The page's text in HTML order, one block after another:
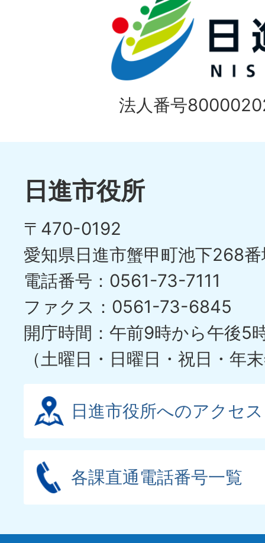
ス
ラ
イ
ド
1
枚
目
の
イ
目
の
ス
ラ
イ
ド
法人番号
日進市役所
〒470-0192
愛知県日進市蟹甲町池下268
電話番号：0561-73-7111
ファクス：0561-73-6845
開庁時間：午前9時から午後5
（土曜日・日曜日・祝日・年
日進市役所へのアクセス
各課直通電話番号一覧